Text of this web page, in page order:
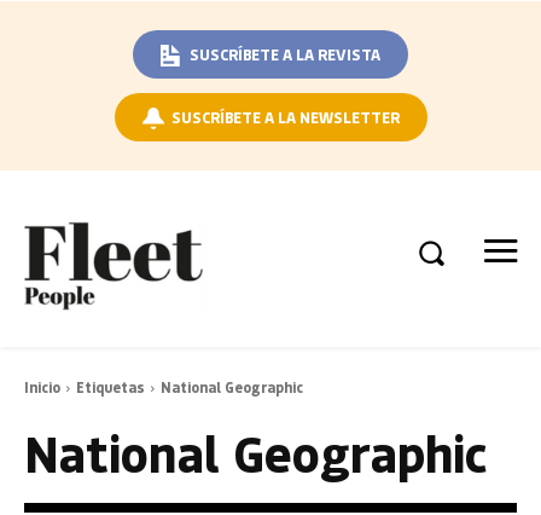
SUSCRÍBETE A LA REVISTA
SUSCRÍBETE A LA NEWSLETTER
Inicio Etiquetas National Geographic
National Geographic